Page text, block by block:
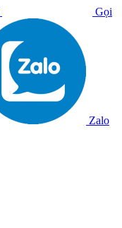
Gọi
Zalo